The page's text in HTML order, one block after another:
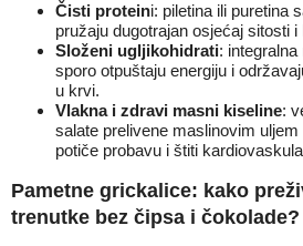
Čisti proteini: piletina ili puretina
pružaju dugotrajan osjećaj sitosti
Složeni ugljikohidrati:
sporo otpuštaju energiju i
u krvi.
Vlakna i zdravi masni kiseline:
salate prelivene maslinovim
potiče probavu i štiti
Pametne grickalice: kako
trenutke bez čipsa i čokolade?